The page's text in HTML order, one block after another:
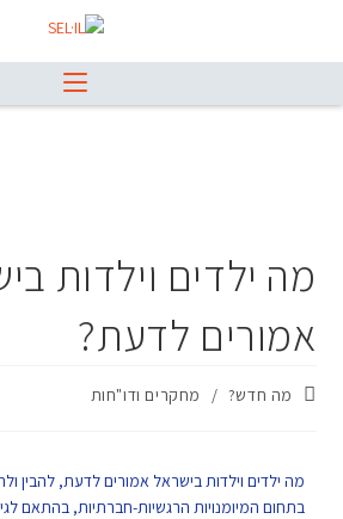
מה ילדים וילדות
אמורים לדעת?
מה חדש? / מחקרים ודו"חות
מה ילדים וילדות בישראל אמורים לדעת, להבין
בתחום המיומנויות הרגשיות-חברתיות, בהתאם